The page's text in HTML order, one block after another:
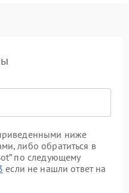
ниже
либо обратиться в
по следующему
если не нашли ответ на